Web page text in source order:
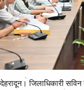
देहरादून। जिलाधिकारी